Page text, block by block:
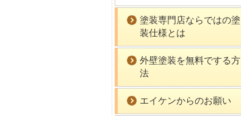
塗装専門店ならではの塗
装仕様とは
外壁塗装を無料でする方
法
エイケンからのお願い